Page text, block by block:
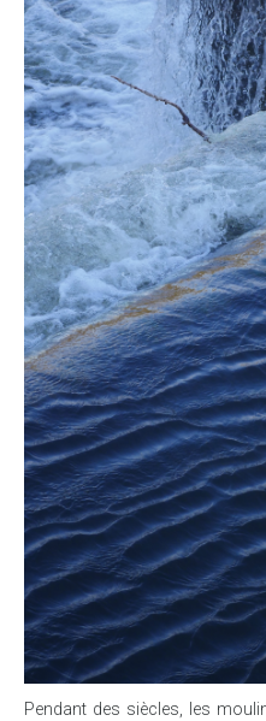
Pendant des siècles, les